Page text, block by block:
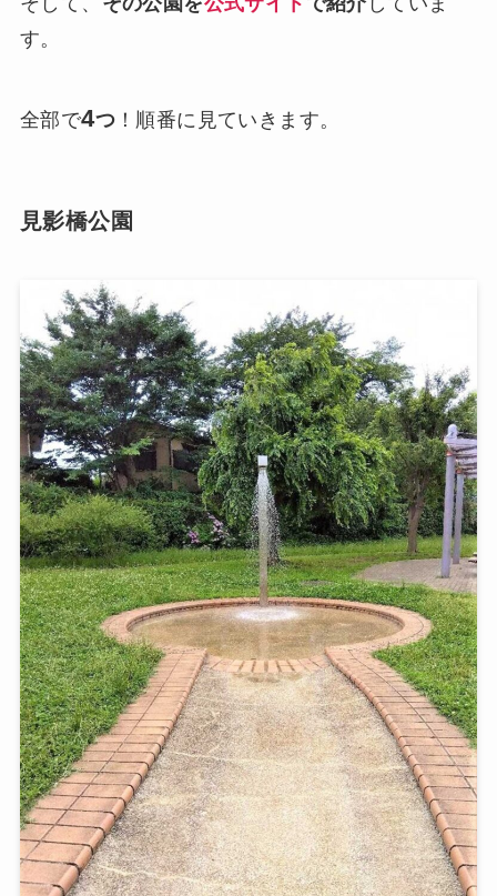
す。
全部で4つ！順番に見ていきます。
見影橋公園